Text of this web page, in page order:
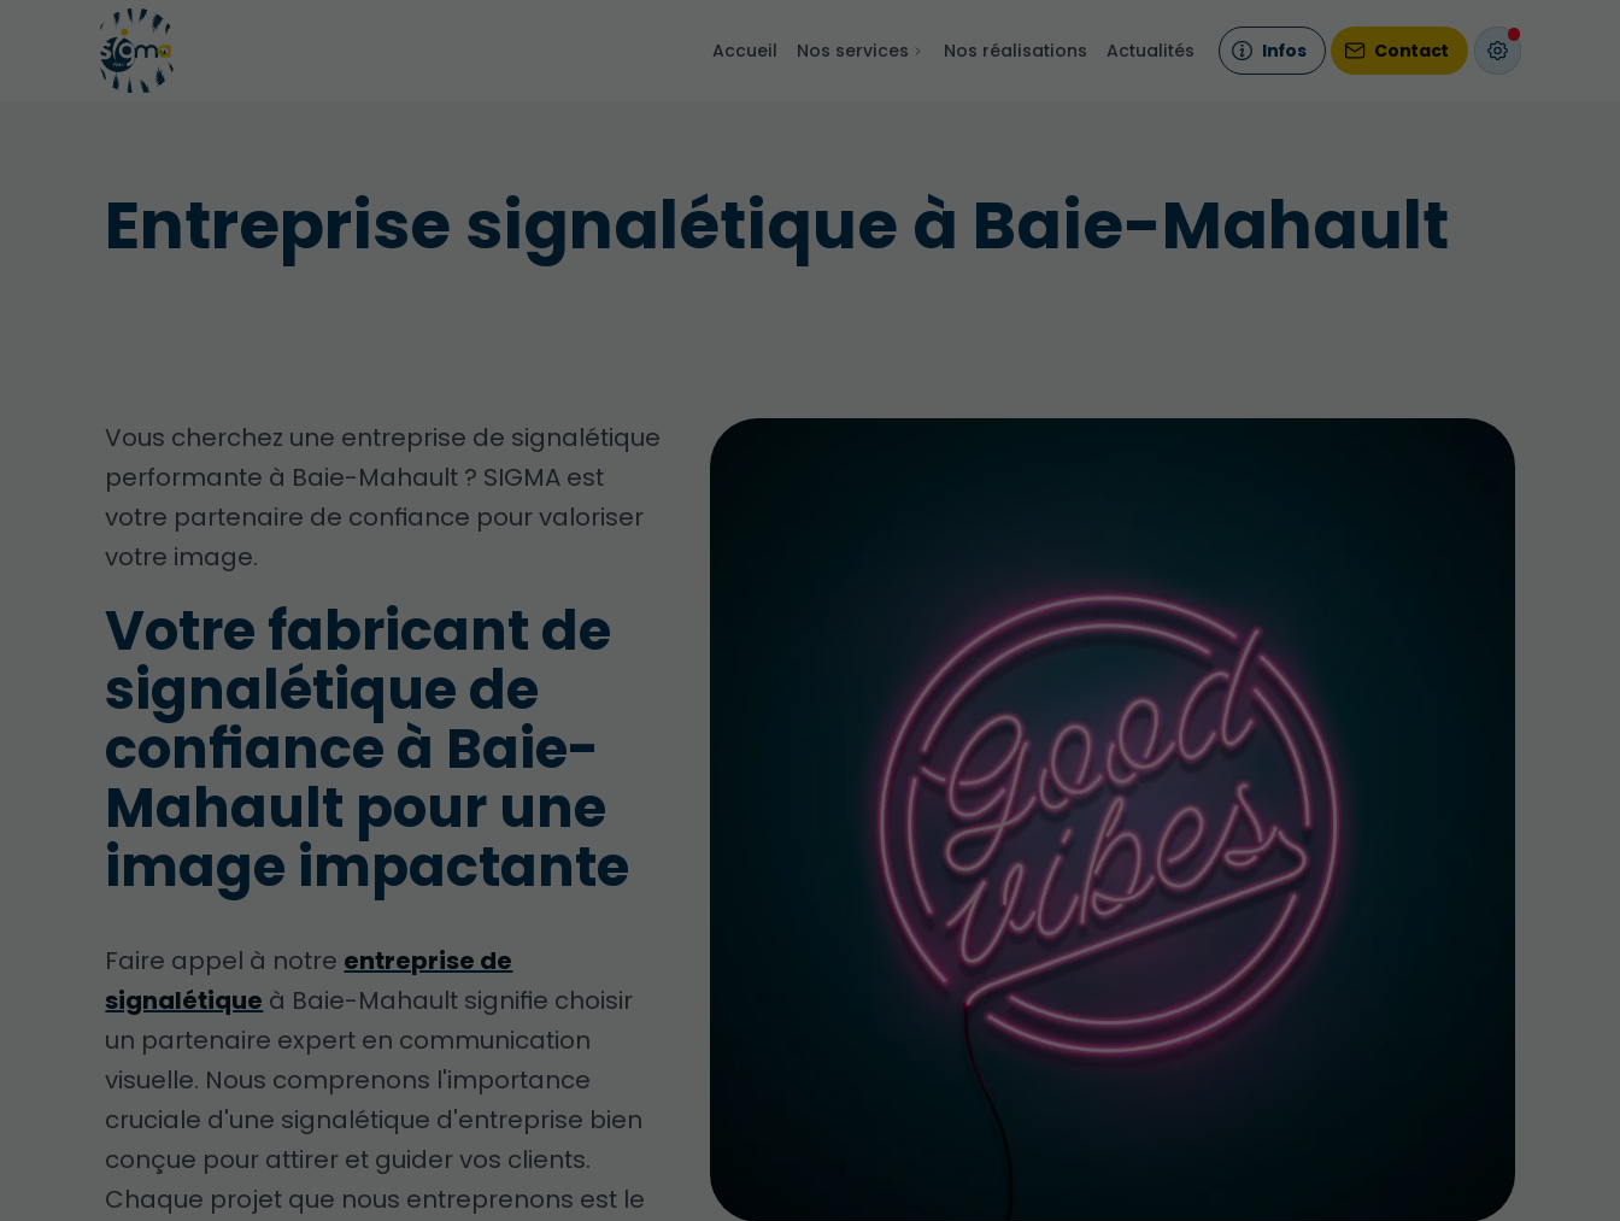
Accueil Nos services Nos réalisations Actualités Infos Contact
Entreprise signalétique à Baie-Mahault
Vous cherchez une entreprise de signalétique
performante à Baie-Mahault ? SIGMA est
votre partenaire de confiance pour valoriser
votre image.
Votre fabricant de
signalétique de
confiance à Baie-
Mahault pour une
image impactante
Faire appel à notre entreprise de
signalétique à Baie-Mahault signifie choisir
un partenaire expert en communication
visuelle. Nous comprenons l'importance
cruciale d'une signalétique d'entreprise bien
conçue pour attirer et guider vos clients.
Chaque projet que nous entreprenons est le